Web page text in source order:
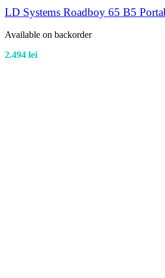
LD Systems Roadboy 65 B5
Available on backorder
2.494 lei